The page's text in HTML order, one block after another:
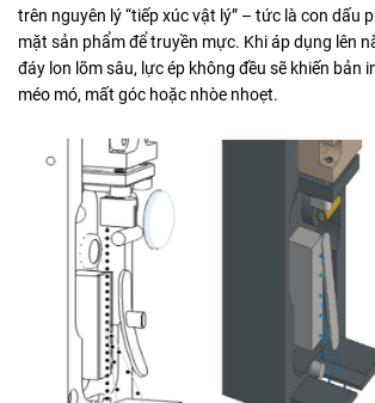
trên nguyên lý “tiếp xúc vật lý” – tức là con dấu
mặt sản phẩm để truyền mực. Khi áp dụng lên
đáy lon lõm sâu, lực ép không đều sẽ khiến bản
méo mó, mất góc hoặc nhòe nhoẹt.